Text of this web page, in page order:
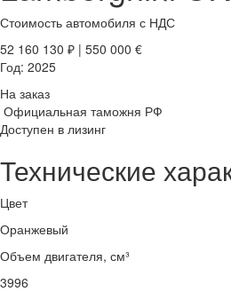
Стоимость автомобиля с НДС
52 160 130 ₽ | 550 000 €
Год: 2025
На заказ
Официальная таможня РФ
Доступен в лизинг
Технические
Цвет
Оранжевый
Объем двигателя, см³
3996